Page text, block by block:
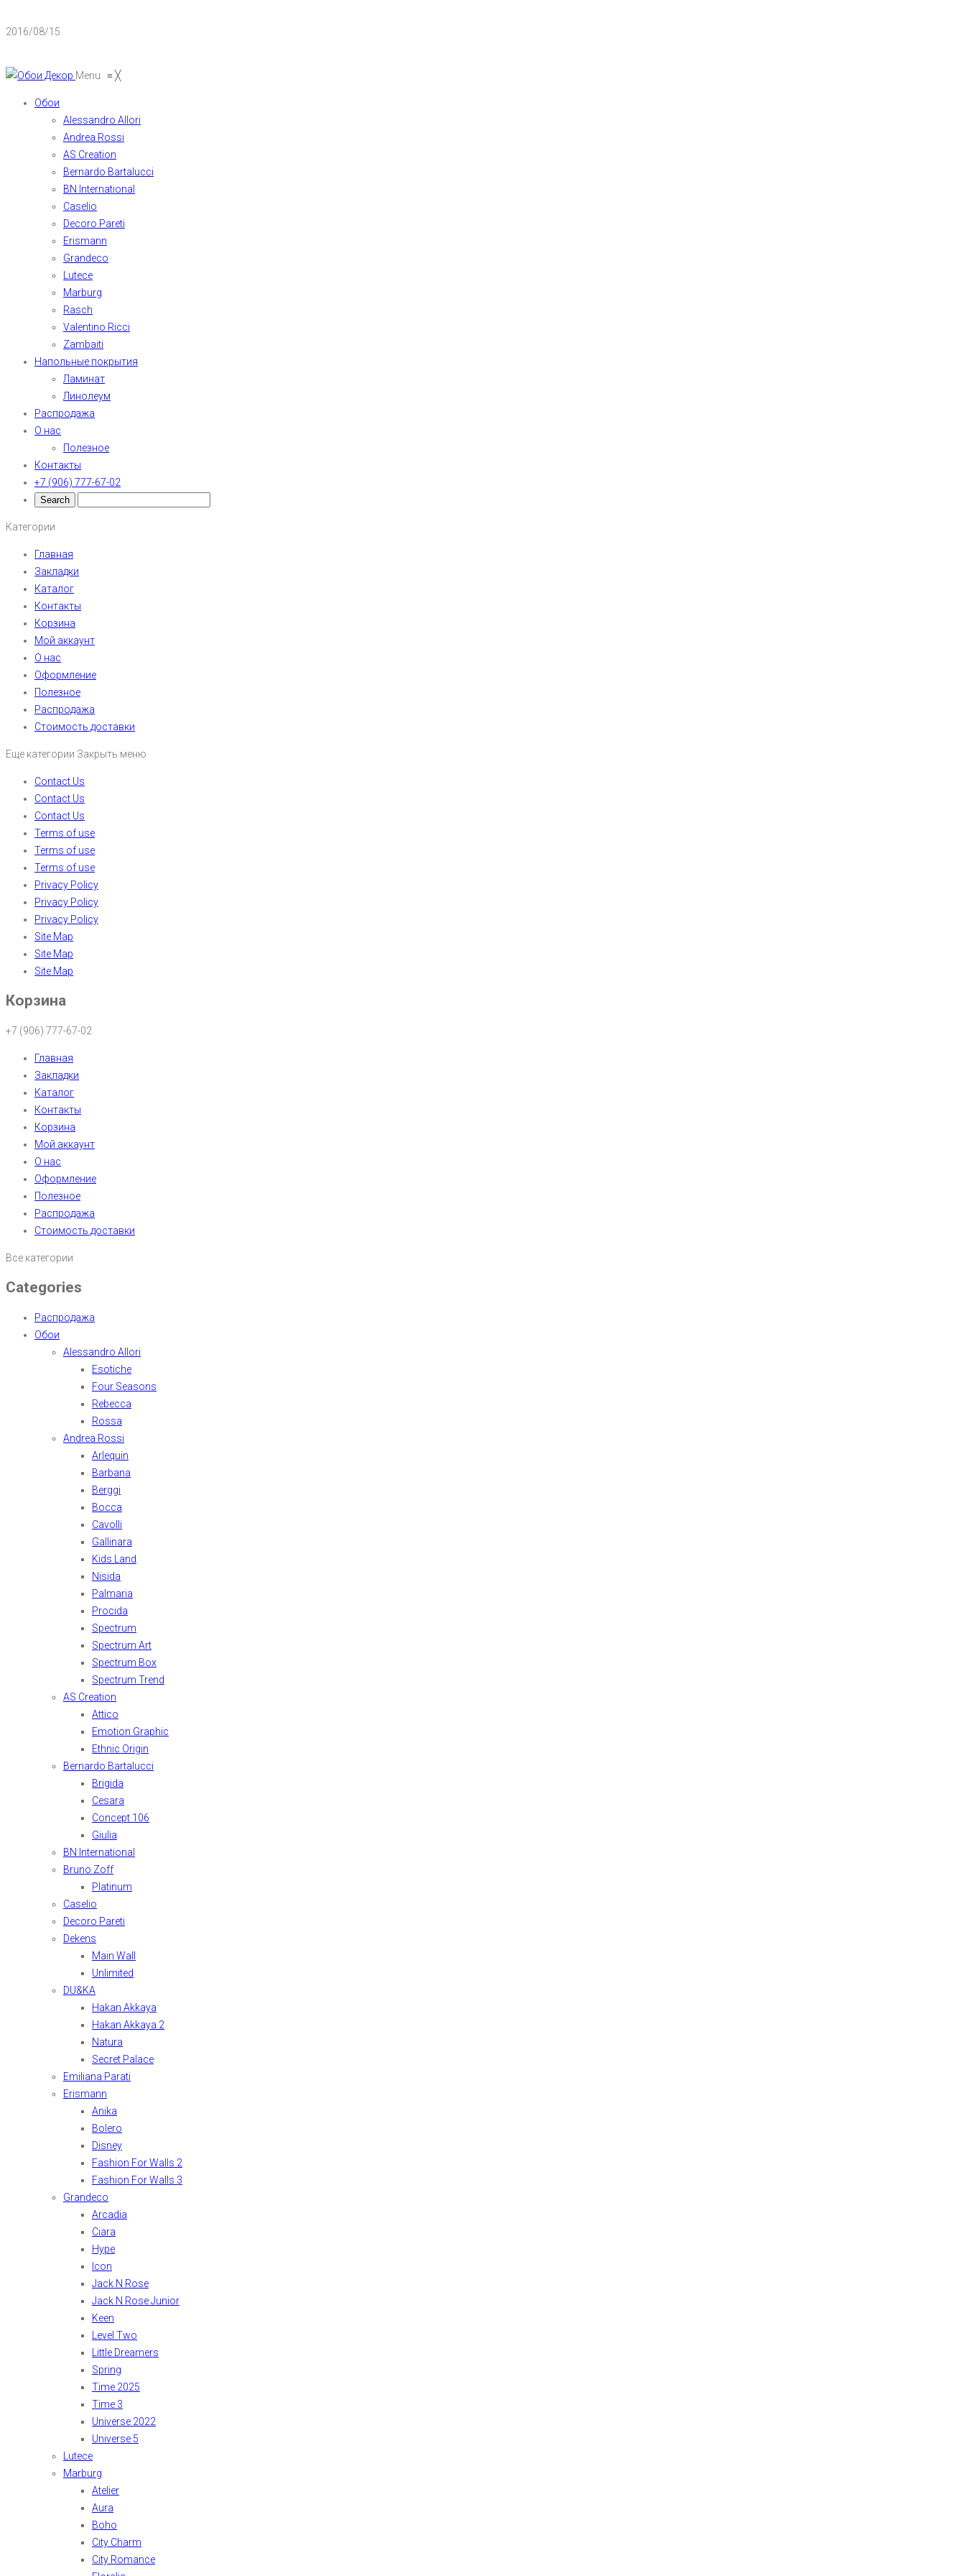
2016/08/15
Menu ≡╳
Обои
Alessandro Allori
Andrea Rossi
AS Creation
Bernardo Bartalucci
BN International
Caselio
Decoro Pareti
Erismann
Grandeco
Lutece
Marburg
Rasch
Valentino Ricci
Zambaiti
Напольные покрытия
Ламинат
Линолеум
Распродажа
О нас
Полезное
Контакты
+7 (906) 777-67-02
Категории
Главная
Закладки
Каталог
Контакты
Корзина
Мой аккаунт
О нас
Оформление
Полезное
Распродажа
Стоимость доставки
Еще категории Закрыть меню
Contact Us
Contact Us
Contact Us
Terms of use
Terms of use
Terms of use
Privacy Policy
Privacy Policy
Privacy Policy
Site Map
Site Map
Site Map
Корзина
+7 (906) 777-67-02
Главная
Закладки
Каталог
Контакты
Корзина
Мой аккаунт
О нас
Оформление
Полезное
Распродажа
Стоимость доставки
Все категории
Categories
Распродажа
Обои
Alessandro Allori
Esotiche
Four Seasons
Rebecca
Rossa
Andrea Rossi
Arlequin
Barbana
Berggi
Bocca
Cavolli
Gallinara
Kids Land
Nisida
Palmaria
Procida
Spectrum
Spectrum Art
Spectrum Box
Spectrum Trend
AS Creation
Attico
Emotion Graphic
Ethnic Origin
Bernardo Bartalucci
Brigida
Cesara
Concept 106
Giulia
BN International
Bruno Zoff
Platinum
Caselio
Decoro Pareti
Dekens
Main Wall
Unlimited
DU&KA
Hakan Akkaya
Hakan Akkaya 2
Natura
Secret Palace
Emiliana Parati
Erismann
Anika
Bolero
Disney
Fashion For Walls 2
Fashion For Walls 3
Grandeco
Arcadia
Ciara
Hype
Icon
Jack N Rose
Jack N Rose Junior
Keen
Level Two
Little Dreamers
Spring
Time 2025
Time 3
Universe 2022
Universe 5
Lutece
Marburg
Atelier
Aura
Boho
City Charm
City Romance